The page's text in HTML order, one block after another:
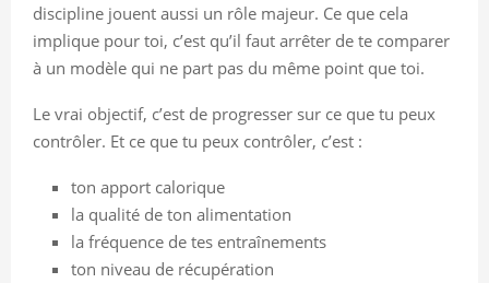
discipline jouent aussi un rôle majeur. Ce que cela
implique pour toi, c’est qu’il faut arrêter de te comparer
à un modèle qui ne part pas du même point que toi.
Le vrai objectif, c’est de progresser sur ce que tu peux
contrôler. Et ce que tu peux contrôler, c’est :
ton apport calorique
la qualité de ton alimentation
la fréquence de tes entraînements
ton niveau de récupération